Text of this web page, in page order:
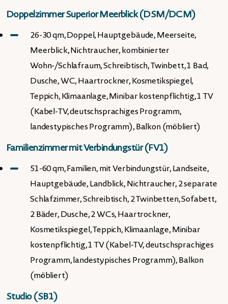
Doppelzimmer Superior Meerblick (DSM/DCM)
26-30 qm, Doppel, Hauptgebäude, Meerseite,
Meerblick, Nichtraucher, kombinierter
Wohn-/Schlafraum, Schreibtisch, Twinbett, 1 Bad,
Dusche, WC, Haartrockner, Kosmetikspiegel,
Teppich, Klimaanlage, Minibar kostenpflichtig, 1 TV
(Kabel-TV, deutschsprachiges Programm,
landestypisches Programm), Balkon (möbliert)
Familienzimmer mit Verbindungstür (FV1)
51-60 qm, Familien, mit Verbindungstür, Landseite,
Hauptgebäude, Landblick, Nichtraucher, 2 separate
Schlafzimmer, Schreibtisch, 2 Twinbetten, Sofabett,
2 Bäder, Dusche, 2 WCs, Haartrockner,
Kosmetikspiegel, Teppich, Klimaanlage, Minibar
kostenpflichtig, 1 TV (Kabel-TV, deutschsprachiges
Programm, landestypisches Programm), Balkon
(möbliert)
Studio (SB1)